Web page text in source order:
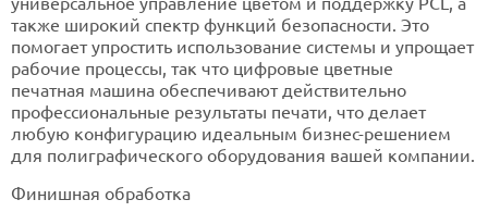
также широкий спектр функций безопасности. Это
помогает упростить использование системы и упрощает
рабочие процессы, так что цифровые цветные
печатная машина обеспечивают действительно
профессиональные результаты печати, что делает
любую конфигурацию идеальным бизнес-решением
для полиграфического оборудования вашей компании.
Финишная обработка